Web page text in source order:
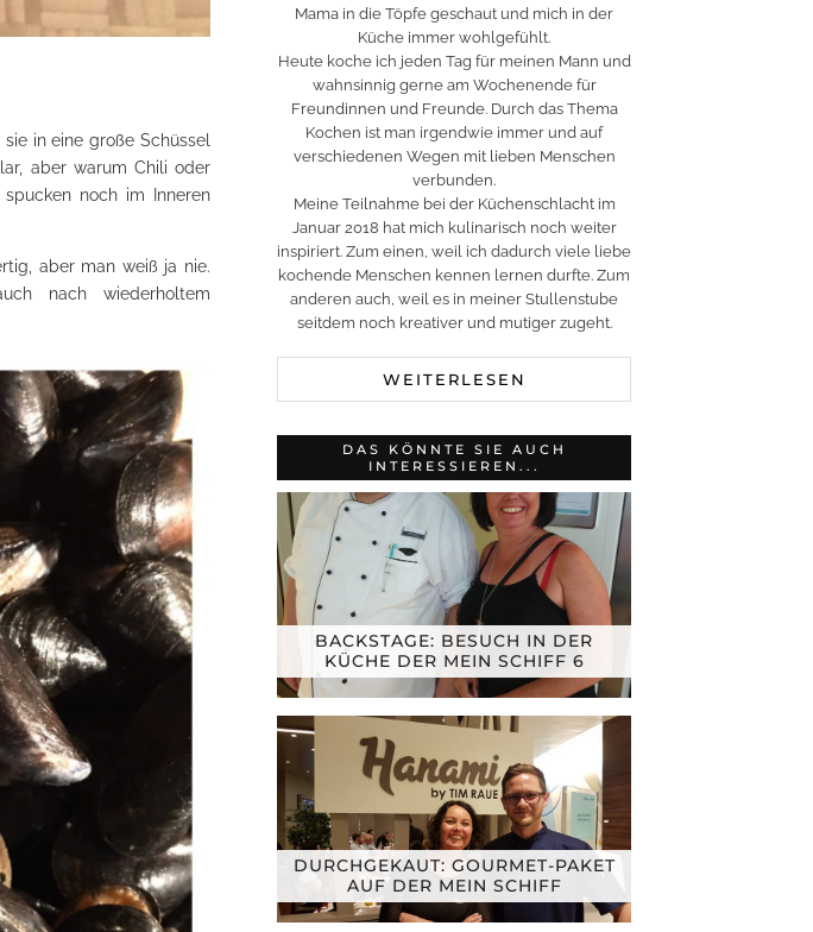
in eine große Schüssel
aber warum Chili oder
noch im Inneren
aber man weiß ja nie.
nach wiederholtem
Mama in die Töpfe geschaut und mich in der
Küche immer wohlgefühlt.
Heute koche ich jeden Tag für meinen Mann und
wahnsinnig gerne am Wochenende für
Freundinnen und Freunde. Durch das Thema
Kochen ist man irgendwie immer und auf
verschiedenen Wegen mit lieben Menschen
verbunden.
Meine Teilnahme bei der Küchenschlacht im
Januar 2018 hat mich kulinarisch noch weiter
inspiriert. Zum einen, weil ich dadurch viele liebe
kochende Menschen kennen lernen durfte. Zum
anderen auch, weil es in meiner Stullenstube
seitdem noch kreativer und mutiger zugeht.
WEITERLESEN
DAS KÖNNTE SIE AUCH
INTERESSIEREN...
BACKSTAGE: BESUCH IN DER
KÜCHE DER MEIN SCHIFF 6
DURCHGEKAUT: GOURMET-PAKET
AUF DER MEIN SCHIFF